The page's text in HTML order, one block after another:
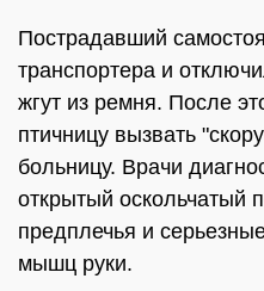
Пострадавший
транспортера и
жгут из ремня. После
птичницу вызвать
больницу. Врачи
открытый оскольчатый
предплечья и
мышц руки.